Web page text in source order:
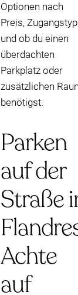
Optionen nach
Preis, Zugangstyp
und ob du einen
überdachten
Parkplatz oder
zusätzlichen
benötigst.
Parken
auf der
Straße
Achte
auf